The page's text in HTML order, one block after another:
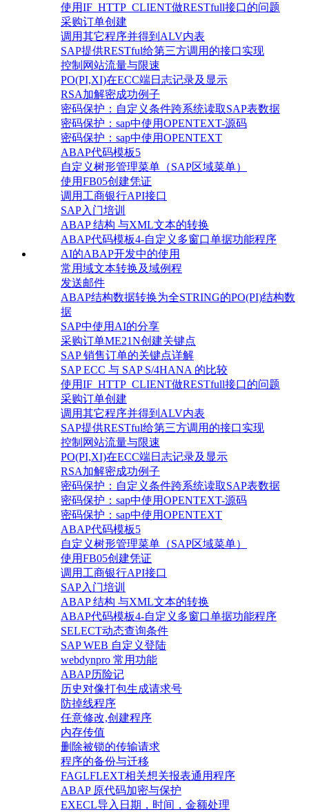
使用IF_HTTP_CLIENT做RESTfull接口的问题
采购订单创建
调用其它程序并得到ALV内表
SAP提供RESTful给第三方调用的接口实现
控制网站流量与限速
PO(PI,XI)在ECC端日志记录及显示
RSA加解密成功例子
密码保护：自定义条件跨系统读取SAP表数据
密码保护：sap中使用OPENTEXT-源码
密码保护：sap中使用OPENTEXT
ABAP代码模板5
自定义树形管理菜单（SAP区域菜单）
使用FB05创建凭证
调用工商银行API接口
SAP入门培训
ABAP 结构 与XML文本的转换
ABAP代码模板4-自定义多窗口单据功能程序
AI的ABAP开发中的使用
常用域文本转换及域例程
发送邮件
ABAP结构数据转换为全STRING的PO(PI)结构数
据
SAP中使用AI的分享
采购订单ME21N创建关键点
SAP 销售订单的关键点详解
SAP ECC 与 SAP S/4HANA 的比较
使用IF_HTTP_CLIENT做RESTfull接口的问题
采购订单创建
调用其它程序并得到ALV内表
SAP提供RESTful给第三方调用的接口实现
控制网站流量与限速
PO(PI,XI)在ECC端日志记录及显示
RSA加解密成功例子
密码保护：自定义条件跨系统读取SAP表数据
密码保护：sap中使用OPENTEXT-源码
密码保护：sap中使用OPENTEXT
ABAP代码模板5
自定义树形管理菜单（SAP区域菜单）
使用FB05创建凭证
调用工商银行API接口
SAP入门培训
ABAP 结构 与XML文本的转换
ABAP代码模板4-自定义多窗口单据功能程序
SELECT动态查询条件
SAP WEB 自定义登陆
webdynpro 常用功能
ABAP历险记
历史对像打包生成请求号
防掉线程序
任意修改,创建程序
内存传值
删除被锁的传输请求
程序的备份与迁移
FAGLFLEXT相关想关报表通用程序
ABAP 原代码加密与保护
EXECL导入日期，时间，金额处理